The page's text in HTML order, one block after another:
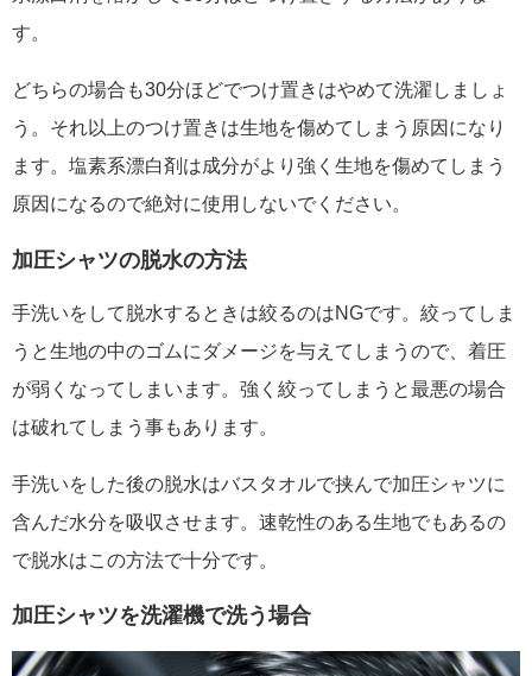
す。
どちらの場合も30分ほどでつけ置きはやめて洗濯しましょ
う。それ以上のつけ置きは生地を傷めてしまう原因になり
ます。塩素系漂白剤は成分がより強く生地を傷めてしまう
原因になるので絶対に使用しないでください。
加圧シャツの脱水の方法
手洗いをして脱水するときは絞るのはNGです。絞ってしま
うと生地の中のゴムにダメージを与えてしまうので、着圧
が弱くなってしまいます。強く絞ってしまうと最悪の場合
は破れてしまう事もあります。
手洗いをした後の脱水はバスタオルで挟んで加圧シャツに
含んだ水分を吸収させます。速乾性のある生地でもあるの
で脱水はこの方法で十分です。
加圧シャツを洗濯機で洗う場合